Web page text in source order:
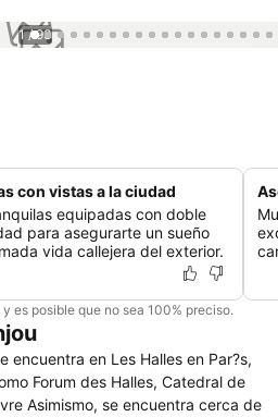
1 / 93
con vistas a la ciudad
equipadas con doble
para asegurarte un sueño
vida callejera del exterior.
es posible que no sea 100% preciso.
Forum des Halles, Catedral de
de